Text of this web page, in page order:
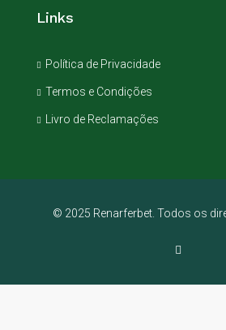
Links
Política de Privacidade
Termos e Condições
Livro de Reclamações
© 2025 Renarferbet. Todos os